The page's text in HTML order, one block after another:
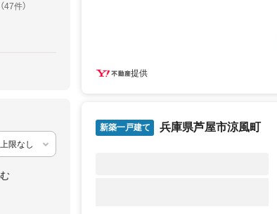
（47件）
提供
新築一戸建て 兵庫県芦屋市涼風町